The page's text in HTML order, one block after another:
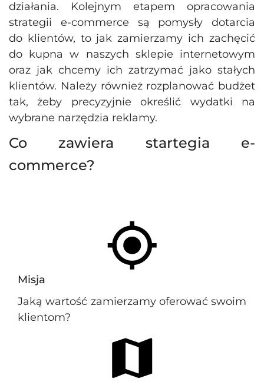
działania. Kolejnym etapem opracowania
strategii e-commerce są pomysły dotarcia
do klientów, to jak zamierzamy ich zachęcić
do kupna w naszych sklepie internetowym
oraz jak chcemy ich zatrzymać jako stałych
klientów. Należy również rozplanować budżet
tak, żeby precyzyjnie określić wydatki na
wybrane narzędzia reklamy.
Co zawiera startegia e-
commerce?
Misja
Jaką wartość zamierzamy oferować swoim
klientom?